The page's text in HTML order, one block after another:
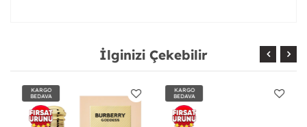
İlginizi Çekebilir
KARGO
BEDAVA
KARGO
BEDAVA